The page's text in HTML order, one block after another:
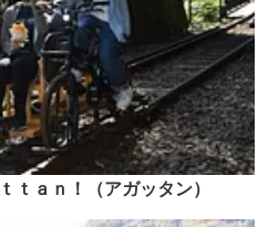
ｔａｎ！（アガッタン）